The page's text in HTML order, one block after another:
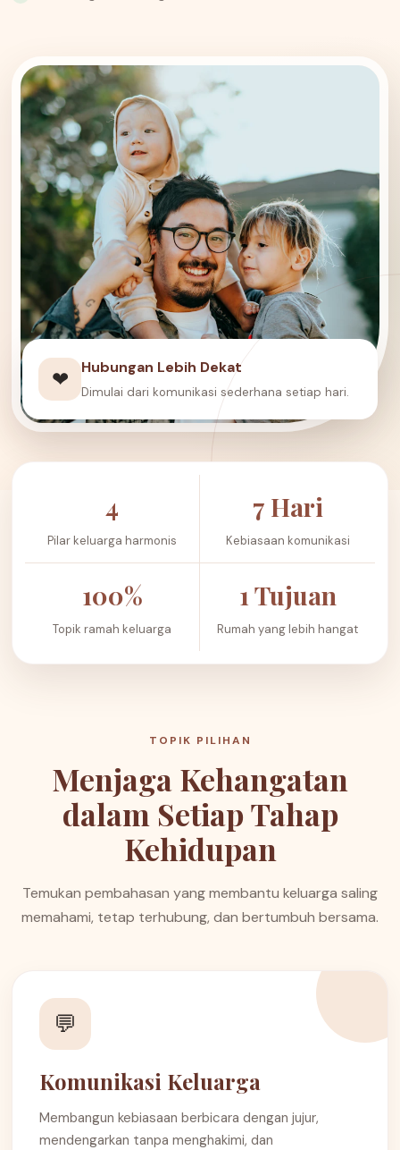
❤ Hubungan Lebih Dekat
Dimulai dari komunikasi sederhana setiap hari.
4
Pilar keluarga harmonis
7 Hari
Kebiasaan komunikasi
100%
Topik ramah keluarga
1 Tujuan
Rumah yang lebih hangat
TOPIK PILIHAN
Menjaga Kehangatan
dalam Setiap Tahap
Kehidupan
Temukan pembahasan yang membantu keluarga saling
memahami, tetap terhubung, dan bertumbuh bersama.
💬
Komunikasi Keluarga
Membangun kebiasaan berbicara dengan jujur,
mendengarkan tanpa menghakimi, dan